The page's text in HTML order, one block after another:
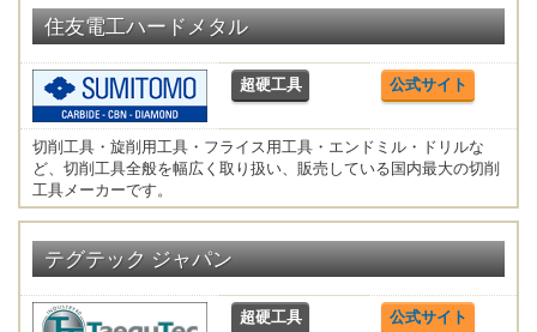
住友電工ハードメタル
超硬工具 公式サイト
切削工具・旋削用工具・フライス用工具・エンドミル・ドリルな
ど、切削工具全般を幅広く取り扱い、販売している国内最大の切削
工具メーカーです。
テグテック ジャパン
超硬工具 公式サイト